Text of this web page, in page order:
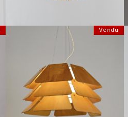
Vendu
SUSPENSION MODÈLE 838 PAR PEO
STRÖM, SUÈDE CIRCA 1970
HAUTEUR :45 CM
LARGEUR :78 CM
REF :6962